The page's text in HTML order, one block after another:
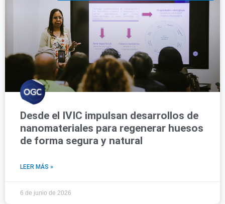
Desde el IVIC impulsan desarrollos de
nanomateriales para regenerar huesos
de forma segura y natural
LEER MÁS »
6 de junio de 2026